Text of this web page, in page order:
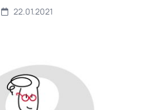
22.01.2021